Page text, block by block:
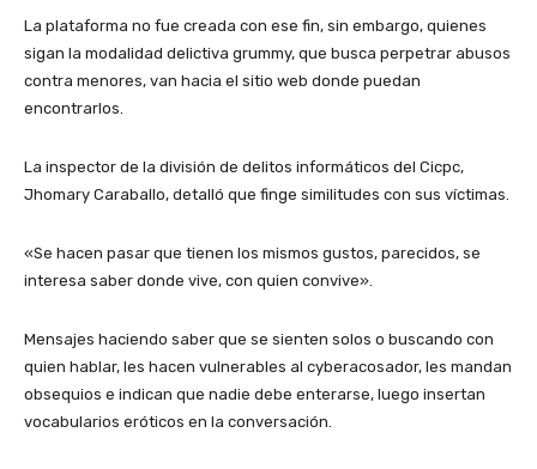
La plataforma no fue creada con ese fin, sin embargo, quienes
sigan la modalidad delictiva grummy, que busca perpetrar abusos
contra menores, van hacia el sitio web donde puedan
encontrarlos.
La inspector de la división de delitos informáticos del Cicpc,
Jhomary Caraballo, detalló que finge similitudes con sus víctimas.
«Se hacen pasar que tienen los mismos gustos, parecidos, se
interesa saber donde vive, con quien convive».
Mensajes haciendo saber que se sienten solos o buscando con
quien hablar, les hacen vulnerables al cyberacosador, les mandan
obsequios e indican que nadie debe enterarse, luego insertan
vocabularios eróticos en la conversación.